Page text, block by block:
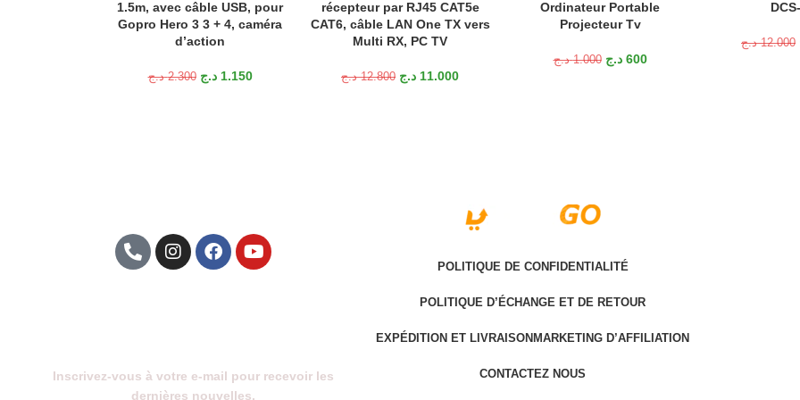
1.5m, avec câble USB, pour
Gopro Hero 3 3 + 4, caméra
d’action
2.300 د.ج 1.150 د.ج
récepteur par RJ45 CAT5e
CAT6, câble LAN One TX vers
Multi RX, PC TV
12.800 د.ج 11.000 د.ج
Ordinateur Portable
Projecteur Tv
1.000 د.ج 600 د.ج
12.000 د.ج
Inscrivez-vous à votre e-mail pour recevoir les
dernières nouvelles.
POLITIQUE DE CONFIDENTIALITÉ
POLITIQUE D’ÉCHANGE ET DE RETOUR
EXPÉDITION ET LIVRAISONMARKETING D’AFFILIATION
CONTACTEZ NOUS